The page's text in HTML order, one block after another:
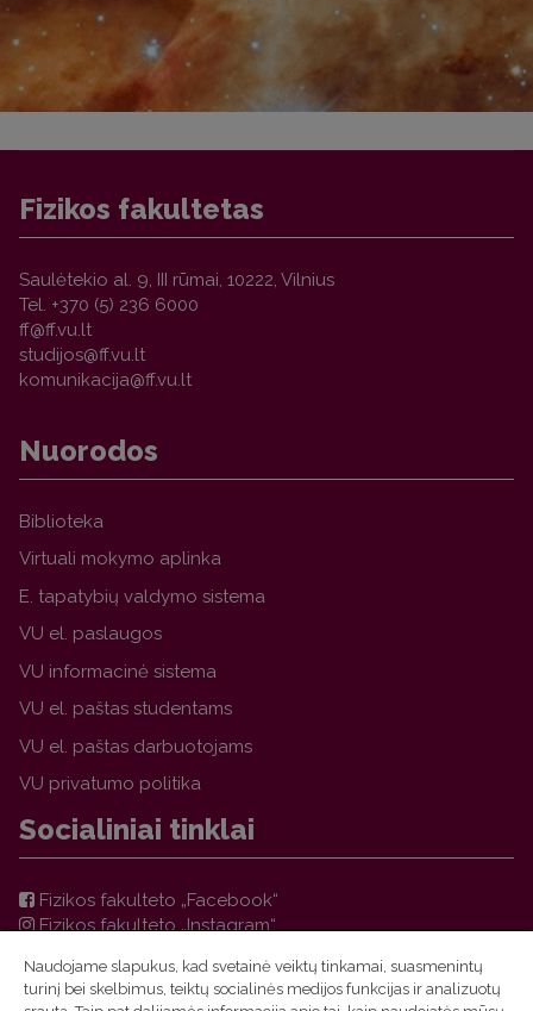
Fizikos fakultetas
Saulėtekio al. 9, III rūmai, 10222, Vilnius
Tel. +370 (5) 236 6000
Nuorodos
Biblioteka
Virtuali mokymo aplinka
E. tapatybių valdymo sistema
VU el. paslaugos
VU informacinė sistema
VU el. paštas studentams
VU el. paštas darbuotojams
VU privatumo politika
Socialiniai tinklai
Fizikos fakulteto „Facebook“
Fizikos fakulteto „Instagram“
VU FF TFAI Molėtų astronomijos observatorijos
„Facebook“
Naudojame slapukus, kad svetainė veiktų tinkamai, suasmenintų
turinį bei skelbimus, teiktų socialinės medijos funkcijas ir analizuotų